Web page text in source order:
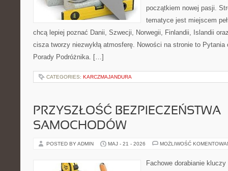
początkiem nowej pasji.
tematyce jest miejscem
chcą lepiej poznać Danii, Szwecji, Norwegii, Finlandii, Islandii
cisza tworzy niezwykłą atmosferę. Nowości na stronie to
Porady Podróżnika. […]
CATEGORIES: KARCZMAJANDURA
PRZYSZŁOŚĆ BEZPIECZEŃSTWA
SAMOCHODÓW
POSTED BY ADMIN MAJ - 21 - 2026 MOŻLIWOŚĆ
Fachowe dorabianie